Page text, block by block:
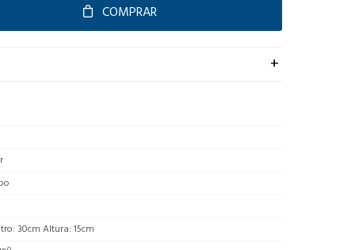
COMPRAR
30cm Altura: 15cm